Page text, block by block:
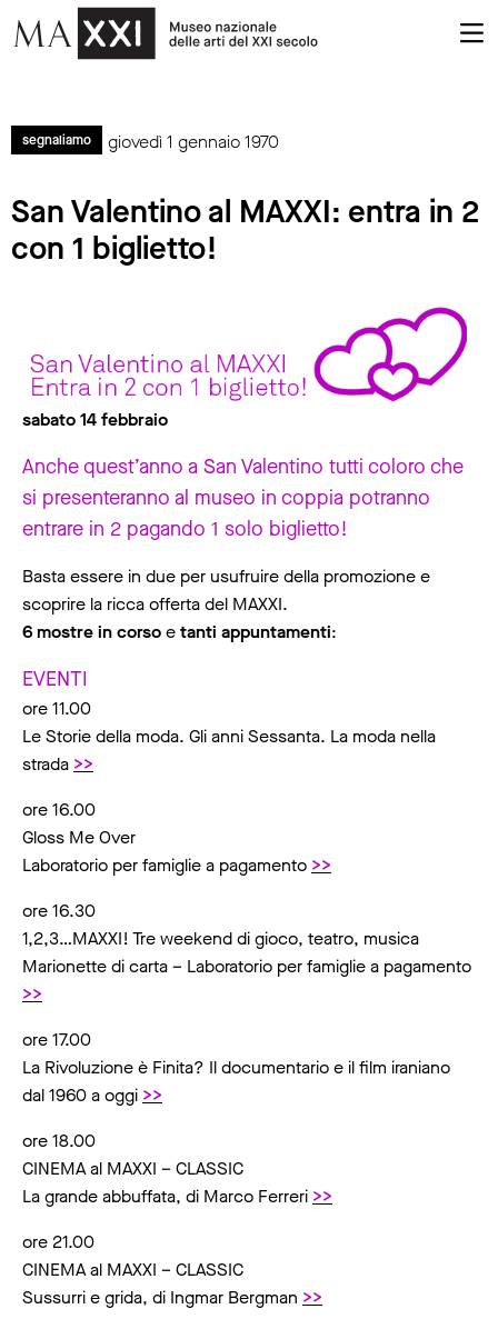
segnaliamo giovedì 1 gennaio 1970
San Valentino al MAXXI: entra in 2
con 1 biglietto!
sabato 14 febbraio
Anche quest’anno a San Valentino tutti coloro che
si presenteranno al museo in coppia potranno
entrare in 2 pagando 1 solo biglietto!
Basta essere in due per usufruire della promozione e
scoprire la ricca offerta del MAXXI.
6 mostre in corsoetanti appuntamenti:
EVENTI
ore 11.00
Le Storie della moda. Gli anni Sessanta. La moda nella
strada >>
ore 16.00
Gloss Me Over
Laboratorio per famiglie a pagamento >>
ore 16.30
1,2,3…MAXXI! Tre weekend di gioco, teatro, musica
Marionette di carta – Laboratorio per famiglie a pagamento
>>
ore 17.00
La Rivoluzione è Finita? Il documentario e il film iraniano
dal 1960 a oggi >>
ore 18.00
CINEMA al MAXXI – CLASSIC
La grande abbuffata, di Marco Ferreri >>
ore 21.00
CINEMA al MAXXI – CLASSIC
Sussurri e grida, di Ingmar Bergman >>